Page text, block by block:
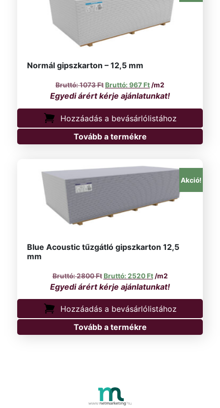
Normál gipszkarton – 12,5 mm
1073Ft Original price was: 1073 Ft.
967 FtCurrent price is: 967
/m2
Hozzáadás a bevásárlólistához
Tovább a termékre
Akció!
Blue Acoustic tűzgátló gipszkarton 12,5
mm
2800Ft Original price was: 2800 Ft.
2520 FtCurrent price is:
/m2
Hozzáadás a bevásárlólistához
Tovább a termékre